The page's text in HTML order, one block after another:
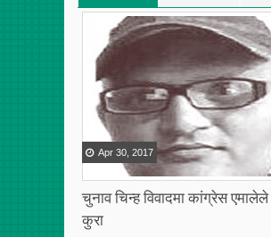
[VERTICAL]
[RECENT][5]
[VERTICAL]
चुनाव चिन्ह विवादमा कांग्रेस
कुरा
Apr 30 2017